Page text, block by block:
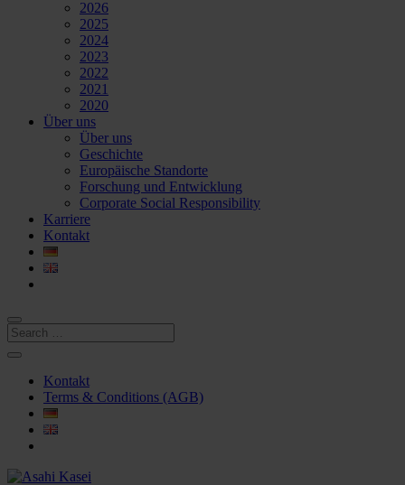
2026
2025
2024
2023
2022
2021
2020
Über uns
Über uns
Geschichte
Europäische Standorte
Forschung und Entwicklung
Corporate Social Responsibility
Karriere
Kontakt
Kontakt
Terms & Conditions (AGB)